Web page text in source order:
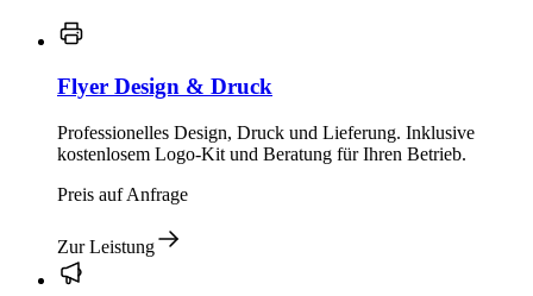
Flyer Design & Druck
Professionelles Design, Druck und Lieferung. Inklusive
kostenlosem Logo-Kit und Beratung für Ihren Betrieb.
Preis auf Anfrage
Zur Leistung